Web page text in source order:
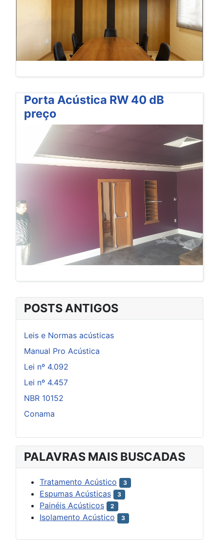
Porta Acústica RW 40 dB
preço
POSTS ANTIGOS
Leis e Normas acústicas
Manual Pro Acústica
Lei nº 4.092
Lei nº 4.457
NBR 10152
Conama
PALAVRAS MAIS BUSCADAS
Tratamento Acústico 3
Espumas Acústicas 3
Painéis Acústicos 2
Isolamento Acústico 3